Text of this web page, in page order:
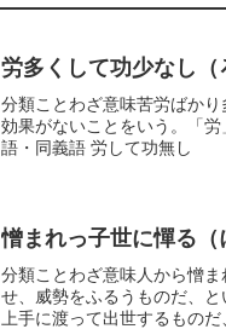
労多くして功少なし（
分類ことわざ意味苦労ばか
効果がないことをいう。「
語・同義語 労して功無し
憎まれっ子世に憚る（
分類ことわざ意味人から憎
せ、威勢をふるうものだ、
上手に渡って出世するもの